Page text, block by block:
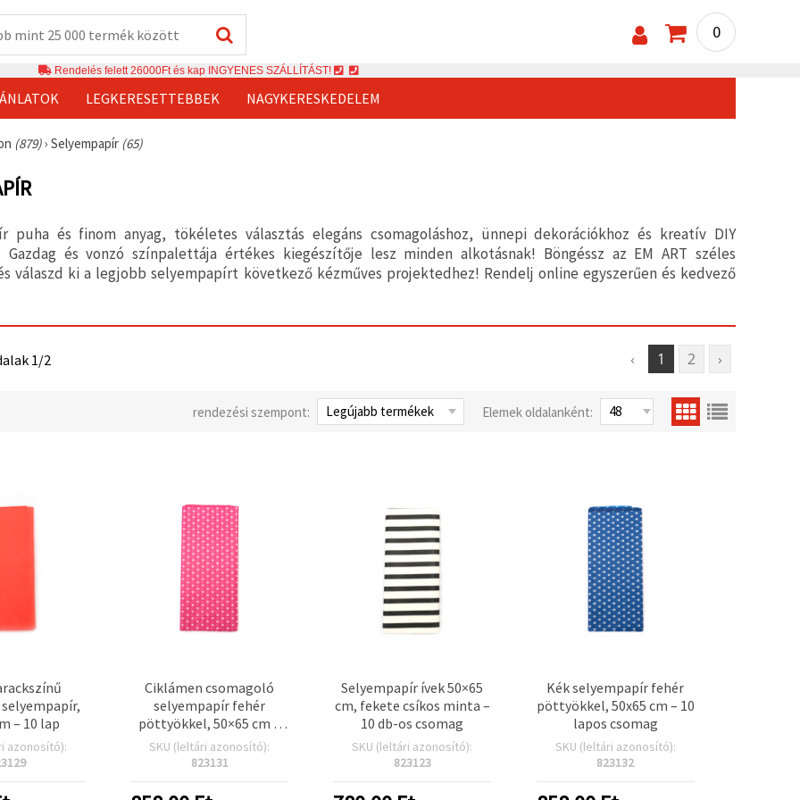
0
Rendelés felett 26000Ft és kap INGYENES SZÁLLÍTÁST!
LEGKERESETTEBBEK NAGYKERESKEDELEM
(879)› Selyempapír (65)
puha és finom anyag, tökéletes választás elegáns csomagoláshoz, ünnepi dekorációkhoz és kreatív DIY
Gazdag és vonzó színpalettája értékes kiegészítője lesz minden alkotásnak! Böngéssz az EM ART széles
válaszd ki a legjobb selyempapírt következő kézműves projektedhez! Rendelj online egyszerűen és kedvező
‹ 1 2 ›
1/2
rendezési szempont: Elemek oldalanként:
– 10 lap
azonosító):
Ciklámen csomagoló
selyempapír fehér
pöttyökkel, 50×65 cm –
10 lapos csomag
SKU (leltári azonosító):
823131
Selyempapír ívek 50×65
cm, fekete csíkos minta –
10 db-os csomag
SKU (leltári azonosító):
823123
Kék selyempapír fehér
pöttyökkel, 50x65 cm – 10
lapos csomag
SKU (leltári azonosító):
823132